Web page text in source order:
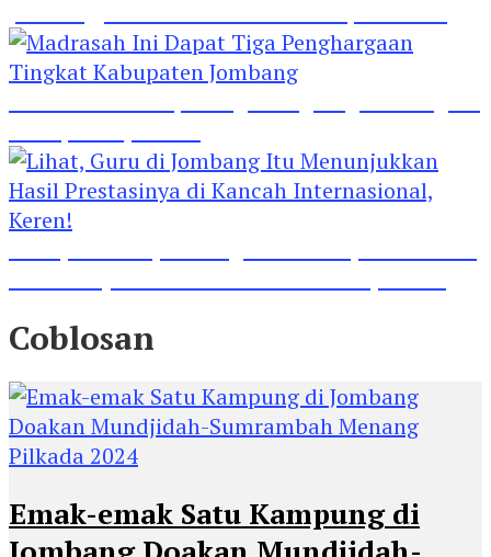
Coblosan
Emak-emak Satu Kampung di